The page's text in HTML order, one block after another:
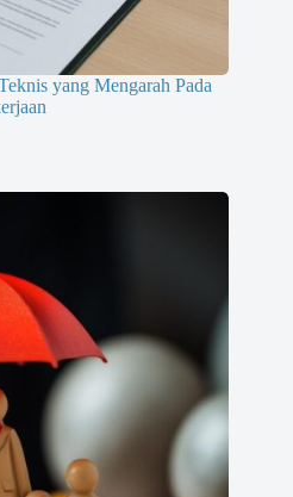
yang Mengarah Pada